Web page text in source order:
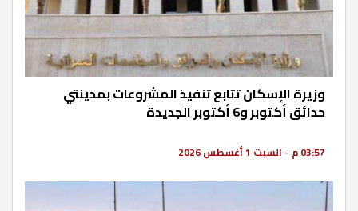
وزيرة الإسكان تتابع تنفيذ المشروعات بمدينتي
حدائق أكتوبر و6 أكتوبر الجديدة
03:57 م - السبت 1 أغسطس 2026